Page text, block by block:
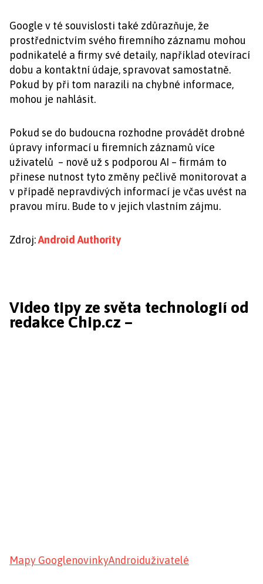
Google v té souvislosti také zdůrazňuje, že
prostřednictvím svého firemního záznamu mohou
podnikatelé a firmy své detaily, například otevírací
dobu a kontaktní údaje, spravovat samostatně.
Pokud by při tom narazili na chybné informace,
mohou je nahlásit.
Pokud se do budoucna rozhodne provádět drobné
úpravy informací u firemních záznamů více
uživatelů – nově už s podporou AI – firmám to
přinese nutnost tyto změny pečlivě monitorovat a
v případě nepravdivých informací je včas uvést na
pravou míru. Bude to v jejich vlastním zájmu.
Zdroj:Android Authority
Video tipy ze světa technologií od
redakce Chip.cz –
Mapy GooglenovinkyAndroiduživatelé